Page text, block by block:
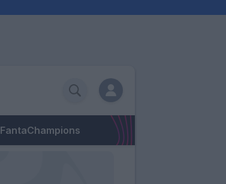
FantaChampions